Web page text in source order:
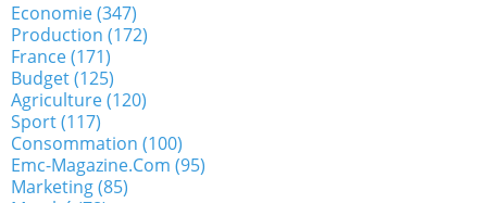
Economie(347)
Production (172)
France(171)
Budget(125)
Agriculture(120)
Sport(117)
Consommation (100)
Emc-Magazine.com (95)
Marketing(85)